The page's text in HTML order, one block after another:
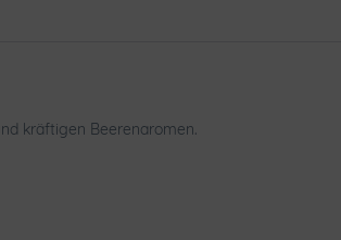
kräftigen Beerenaromen.